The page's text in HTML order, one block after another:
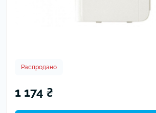
Распродано
1 174 ₴